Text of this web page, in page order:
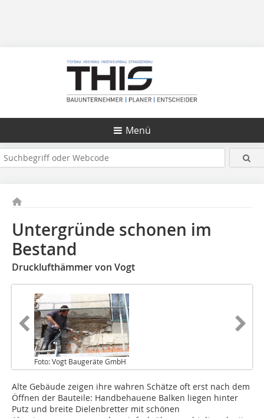
Menü
Untergründe schonen im
Bestand
Drucklufthämmer von Vogt
Foto: Vogt Baugeräte GmbH
Alte Gebäude zeigen ihre wahren Schätze oft erst nach dem
Öffnen der Bauteile: Handbehauene Balken liegen hinter
Putz und breite Dielenbretter mit schönen